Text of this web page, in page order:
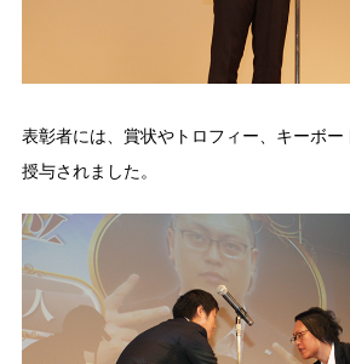
表彰者には、賞状やトロフィー、キーボ
授与されました。